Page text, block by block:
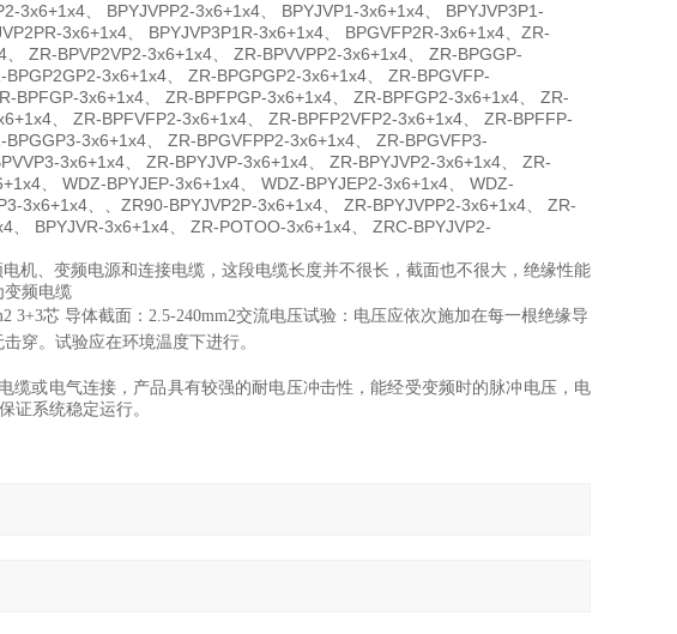
3x6+1x4、 BPYJVPP2-3x6+1x4、 BPYJVP1-3x6+1x4、 BPYJVP3P1-
3x6+1x4、 BPYJVP3P1R-3x6+1x4、 BPGVFP2R-3x6+1x4、ZR-
ZR-BPVP2VP2-3x6+1x4、 ZR-BPVVPP2-3x6+1x4、 ZR-BPGGP-
3x6+1x4、 ZR-BPGPGP2-3x6+1x4、 ZR-BPGVFP-
BPFGP-3x6+1x4、 ZR-BPFPGP-3x6+1x4、 ZR-BPFGP2-3x6+1x4、 ZR-
、 ZR-BPFVFP2-3x6+1x4、 ZR-BPFP2VFP2-3x6+1x4、 ZR-BPFFP-
3x6+1x4、 ZR-BPGVFPP2-3x6+1x4、 ZR-BPGVFP3-
3x6+1x4、 ZR-BPYJVP-3x6+1x4、 ZR-BPYJVP2-3x6+1x4、 ZR-
、 WDZ-BPYJEP-3x6+1x4、 WDZ-BPYJEP2-3x6+1x4、 WDZ-
3x6+1x4、、ZR90-BPYJVP2P-3x6+1x4、 ZR-BPYJVPP2-3x6+1x4、 ZR-
、 BPYJVR-3x6+1x4、 ZR-POTOO-3x6+1x4、 ZRC-BPYJVP2-
机、变频电源和连接电缆，这段电缆长度并不很长，截面也不很大，绝缘性能
变频电缆
3+3芯 导体截面：2.5-240mm2交流电压试验：电压应依次施加在每一根绝缘导
穿。试验应在环境温度下进行。
或电气连接，产品具有较强的耐电压冲击性，能经受变频时的脉冲电压，电
证系统稳定运行。